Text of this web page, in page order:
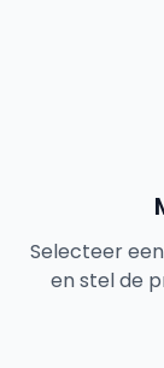
Selecteer
en stel de